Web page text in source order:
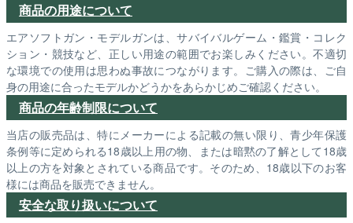
商品の用途について
エアソフトガン・モデルガンは、サバイバルゲーム・鑑賞・コレク
ション・競技など、正しい用途の範囲でお楽しみください。不適切
な環境での使用は思わぬ事故につながります。ご購入の際は、ご自
身の用途に合ったモデルかどうかをあらかじめご確認ください。
商品の年齢制限について
当店の販売品は、特にメーカーによる記載の無い限り、青少年保護
条例等に定められる18歳以上用の物、または暗黙の了解として18歳
以上の方を対象とされている商品です。そのため、18歳以下のお客
様には商品を販売できません。
安全な取り扱いについて